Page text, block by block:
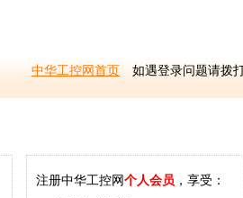
中华工控网首页 如遇登录问题请拨
注册中华工控网个人会员 ，享受：